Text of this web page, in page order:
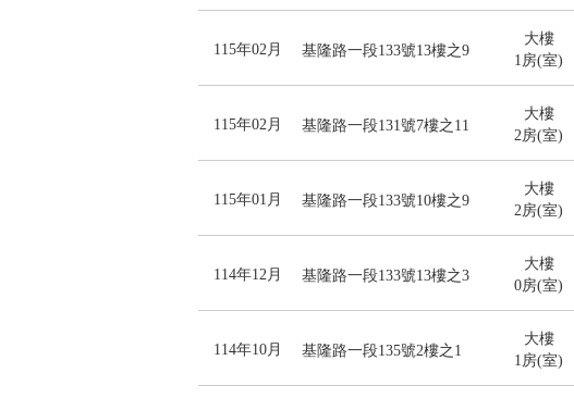
115年02月 基隆路一段133號13樓之9
大樓
1房(室)
115年02月 基隆路一段131號7樓之11
大樓
2房(室)
115年01月 基隆路一段133號10樓之9
大樓
2房(室)
114年12月 基隆路一段133號13樓之3
大樓
0房(室)
114年10月 基隆路一段135號2樓之1
大樓
1房(室)